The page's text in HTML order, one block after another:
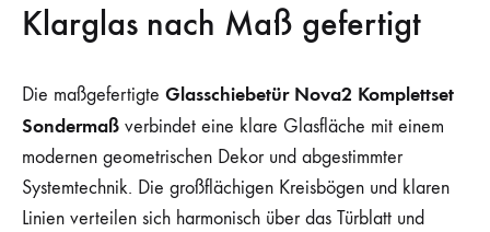
Klarglas nach Maß gefertigt
Die maßgefertigte Glasschiebetür Nova2 Komplettset
Sondermaß verbindet eine klare Glasfläche mit einem
modernen geometrischen Dekor und abgestimmter
Systemtechnik. Die großflächigen Kreisbögen und klaren
Linien verteilen sich harmonisch über das Türblatt und